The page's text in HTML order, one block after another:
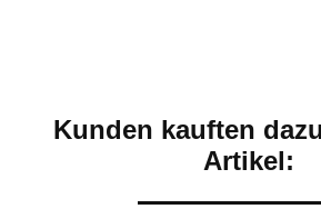
Kunden kauften
Artikel: